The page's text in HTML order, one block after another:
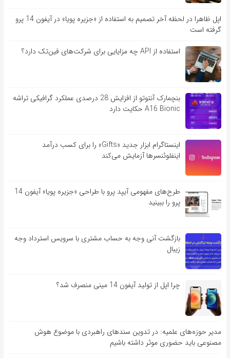
اپل ظاهرا در لحظه آخر تصمیم به استفاده از «جزیره پویا» در آیفون 14 پرو
گرفته است
استفاده از API چه مزایایی برای شرکت‌های فین‌تک دارد؟
بنچمارک آنتوتو از افزایش 28 درصدی عملکرد گرافیکی تراشه
A16 Bionic حکایت دارد
اینستاگرام ابزار جدید «Gifts» را برای کسب درآمد
اینفلوئنسرها آزمایش می‌کند
طرح‌های مفهومی آیپد پرو با طراحی «جزیره پویا» آیفون 14
پرو را ببینید
بازگشت آنی وجه به حساب مشتری با سرویس استرداد وجه
زیبال
چرا اپل از تولید آیفون 14 مینی منصرف شد؟
مدیر حوزه‌های علمیه: در تدوین سندهای راهبردی با موضوع هوش
مصنوعی باید حضوری موثر داشته باشیم